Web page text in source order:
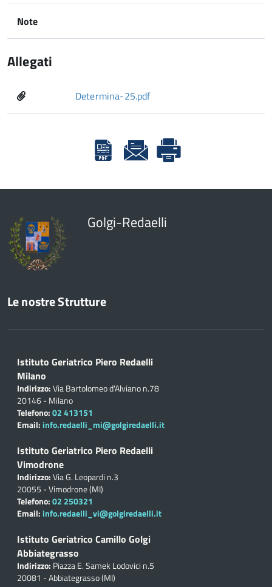
Note
Allegati
Determina-25.pdf
Golgi-Redaelli
Le nostre Strutture
Istituto Geriatrico Piero Redaelli
Milano
Indirizzo:Via Bartolomeo d'Alviano n.78
20146 - Milano
Telefono:02 413151
Email: info.redaelli_mi@golgiredaelli.it
Istituto Geriatrico Piero Redaelli
Vimodrone
Indirizzo:Via G. Leopardi n.3
20055 - Vimodrone (MI)
Telefono:02 250321
Email: info.redaelli_vi@golgiredaelli.it
Istituto Geriatrico Camillo Golgi
Abbiategrasso
Indirizzo: Piazza E. Samek Lodovici n.5
20081 - Abbiategrasso (MI)